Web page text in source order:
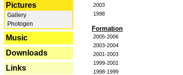
Pictures
Gallery
Photogen
Music
Downloads
Links
2003
1998
Formation
2005-2006
2003-2004
2001-2003
1999-2001
1998-1999